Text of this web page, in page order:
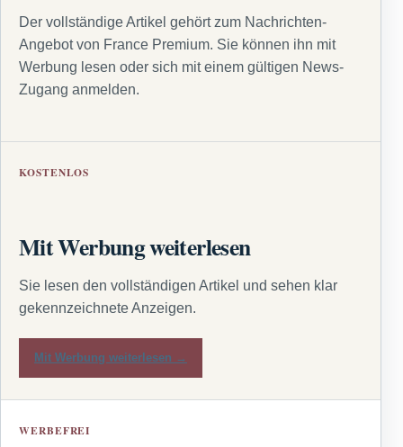
Der vollständige Artikel gehört zum Nachrichten-
Angebot von France Premium. Sie können ihn mit
Werbung lesen oder sich mit einem gültigen News-
Zugang anmelden.
KOSTENLOS
Mit Werbung weiterlesen
Sie lesen den vollständigen Artikel und sehen klar
gekennzeichnete Anzeigen.
Mit Werbung weiterlesen →
WERBEFREI